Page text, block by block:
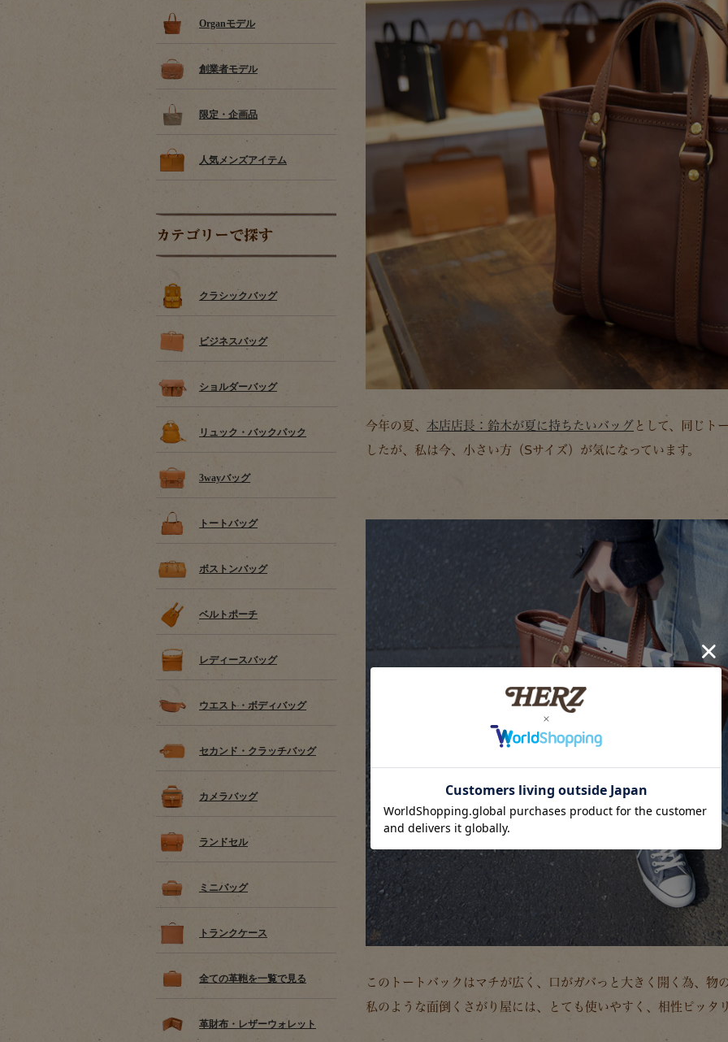
Organモデル
創業者モデル
限定・企画品
人気メンズアイテム
カテゴリーで探す
クラシックバッグ
ビジネスバッグ
ショルダーバッグ
リュック・バックパック
3wayバッグ
トートバッグ
ボストンバッグ
ベルトポーチ
レディースバッグ
ウエスト・ボディバッグ
セカンド・クラッチバッグ
カメラバッグ
ランドセル
ミニバッグ
トランクケース
全ての革鞄を一覧で見る
革財布・レザーウォレット
今年の夏、 本店店長：鈴木が夏に持ちたいバッグ として、同じト
したが、私は今、小さい方（Sサイズ）が気になっています。
このトートバックはマチが広く、口がガバっと大きく開く為、物
私のような面倒くさがり屋には、とても使いやすく、相性ピッタ